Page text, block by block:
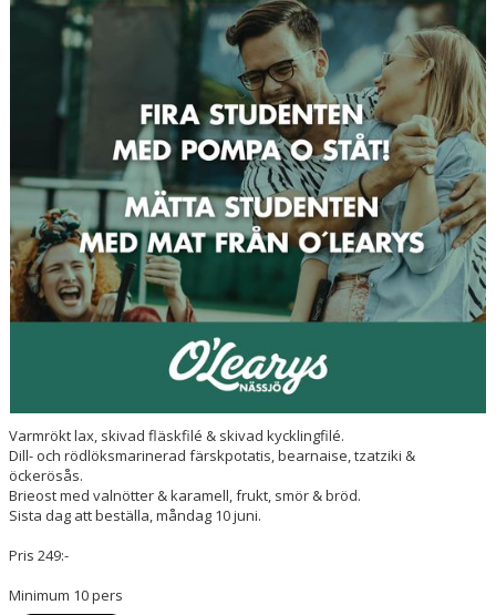
DOKUMENT
Varmrökt lax, skivad fläskfilé & skivad kycklingfilé.
Dill- och rödlöksmarinerad färskpotatis, bearnaise, tzatziki &
öckerösås.
Brieost med valnötter & karamell, frukt, smör & bröd.
Sista dag att beställa, måndag 10 juni.
Pris 249:-
Minimum 10 pers